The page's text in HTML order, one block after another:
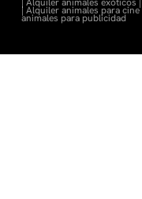
| Alquiler animales para cine
animales para publicidad